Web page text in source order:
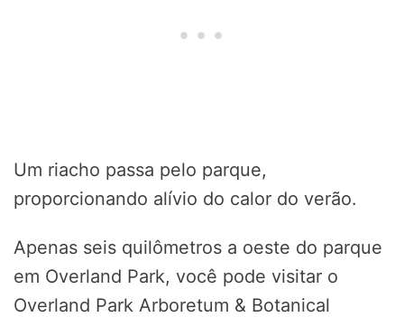
Um riacho passa pelo parque,
proporcionando alívio do calor do verão.
Apenas seis quilômetros a oeste do parque
em Overland Park, você pode visitar o
Overland Park Arboretum & Botanical